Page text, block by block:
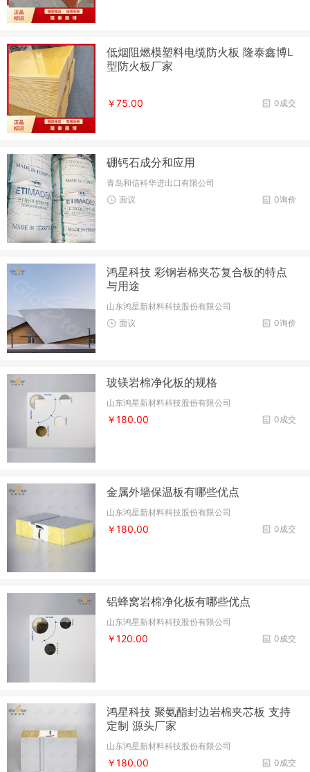
低烟阻燃模塑料电缆防火板 隆泰鑫博L
型防火板厂家
0成交
￥75.00
硼钙石成分和应用
青岛和信科华进出口有限公司
0询价
面议
鸿星科技 彩钢岩棉夹芯复合板的特点
与用途
山东鸿星新材料科技股份有限公司
0询价
面议
玻镁岩棉净化板的规格
山东鸿星新材料科技股份有限公司
0成交
￥180.00
金属外墙保温板有哪些优点
山东鸿星新材料科技股份有限公司
0成交
￥180.00
铝蜂窝岩棉净化板有哪些优点
山东鸿星新材料科技股份有限公司
0成交
￥120.00
鸿星科技 聚氨酯封边岩棉夹芯板 支持
定制 源头厂家
山东鸿星新材料科技股份有限公司
0成交
￥180.00